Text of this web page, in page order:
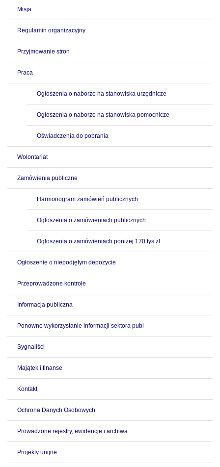
Misja
Regulamin organizacyjny
Przyjmowanie stron
Praca
Ogłoszenia o naborze na stanowiska urzędnicze
Ogłoszenia o naborze na stanowiska pomocnicze
Oświadczenia do pobrania
Wolontariat
Zamówienia publiczne
Harmonogram zamówień publicznych
Ogłoszenia o zamówieniach publicznych
Ogłoszenia o zamówieniach poniżej 170 tys zł
Ogłoszenie o niepodjętym depozycie
Przeprowadzone kontrole
Informacja publiczna
Ponowne wykorzystanie informacji sektora publ
Sygnaliści
Majątek i finanse
Kontakt
Ochrona Danych Osobowych
Prowadzone rejestry, ewidencje i archiwa
Projekty unijne